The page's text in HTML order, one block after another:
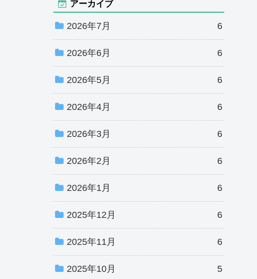
アーカイブ
2026年7月 6
2026年6月 6
2026年5月 6
2026年4月 6
2026年3月 6
2026年2月 6
2026年1月 6
2025年12月 6
2025年11月 6
2025年10月 5